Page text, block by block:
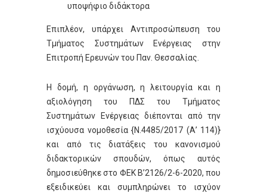
υποψήφιο διδάκτορα
Επιπλέον, υπάρχει Αντιπροσώπευση του
Τμήματος Συστημάτων Ενέργειας στην
Επιτροπή Ερευνών του Παν. Θεσσαλίας.
Η δομή, η οργάνωση, η λειτουργία και η
αξιολόγηση του ΠΔΣ του Τμήματος
Συστημάτων Ενέργειας διέπονται από την
ισχύουσα νομοθεσία {Ν.4485/2017 (Α’ 114)}
και από τις διατάξεις του κανονισμού
διδακτορικών σπουδών, όπως αυτός
δημοσιεύθηκε στο ΦΕΚ Β’2126/2-6-2020, που
εξειδικεύει και συμπληρώνει το ισχύον